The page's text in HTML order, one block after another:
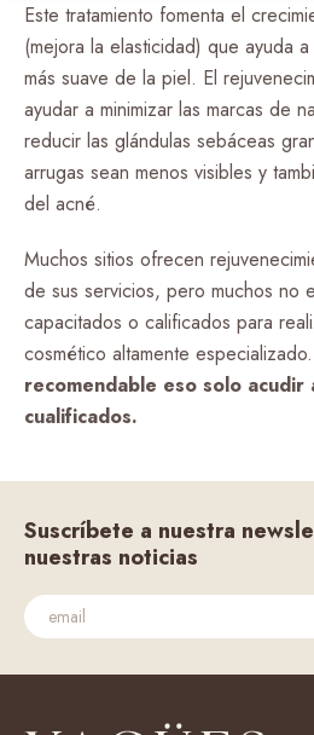
Este tratamiento fomenta el
(mejora la elasticidad) que ayuda
más suave de la piel. El
ayudar a minimizar las marcas de
reducir las glándulas sebáceas
arrugas sean menos visibles y
del acné.
Muchos sitios ofrecen
de sus servicios, pero muchos no
capacitados o calificados para
cosmético altamente
recomendable eso solo acudir
cualificados.
Suscríbete a nuestra
nuestras noticias